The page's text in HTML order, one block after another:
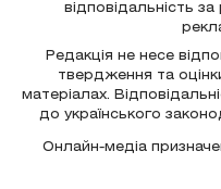
відповідальність
Редакція не несе
твердження та
матеріалах.
до українського
Онлайн-медіа